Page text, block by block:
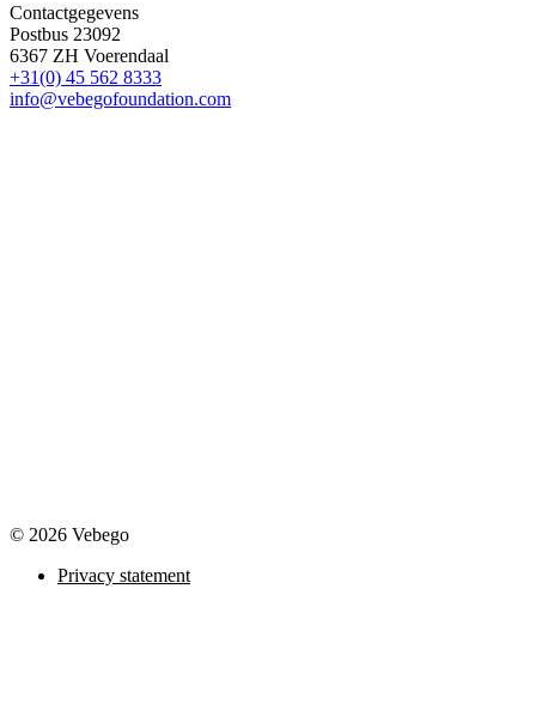
Contactgegevens
Postbus 23092
6367 ZH Voerendaal
+31(0) 45 562 8333
info@vebegofoundation.com
© 2026 Vebego
Privacy statement